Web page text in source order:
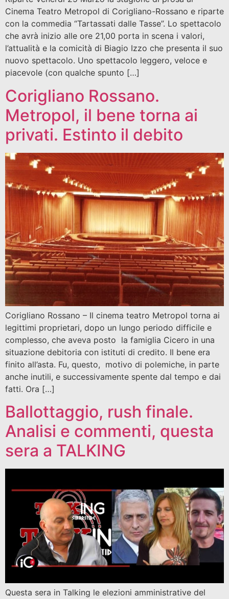
Cinema Teatro Metropol di Corigliano-Rossano e riparte
con la commedia “Tartassati dalle Tasse”. Lo spettacolo
che avrà inizio alle ore 21,00 porta in scena i valori,
l’attualità e la comicità di Biagio Izzo che presenta il suo
nuovo spettacolo. Uno spettacolo leggero, veloce e
piacevole (con qualche spunto […]
Corigliano Rossano.
Metropol, il bene torna ai
privati. Estinto il debito
Corigliano Rossano – Il cinema teatro Metropol torna ai
legittimi proprietari, dopo un lungo periodo difficile e
complesso, che aveva posto la famiglia Cicero in una
situazione debitoria con istituti di credito. Il bene era
finito all’asta. Fu, questo, motivo di polemiche, in parte
anche inutili, e successivamente spente dal tempo e dai
fatti. Ora […]
Ballottaggio, rush finale.
Analisi e commenti, questa
sera a TALKING
Questa sera in Talking le elezioni amministrative del